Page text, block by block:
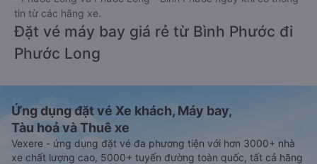
tin từ các hãng xe.
Đặt vé máy bay giá rẻ từ Bình Phước đi
Phước Long
Ứng dụng đặt vé Xe khách, Máy bay,
Tàu hoả và Thuê xe
Vexere - ứng dụng đặt vé đa phương tiện với hơn 3000+ nhà
xe chất lượng cao, 5000+ tuyến đường toàn quốc, tất cả hãng